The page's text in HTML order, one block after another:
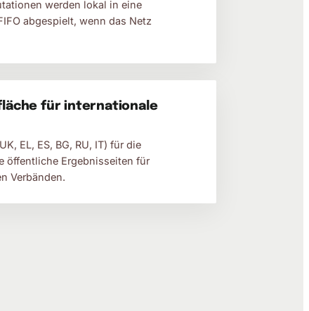
werden lokal in eine
abgespielt, wenn das Netz
für internationale
EL, ES, BG, RU, IT) für die
öffentliche Ergebnisseiten für
Verbänden.